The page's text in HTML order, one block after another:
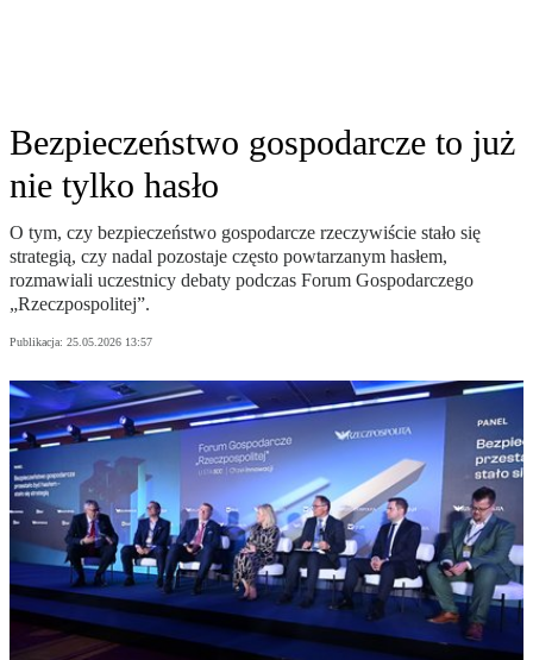
Bezpieczeństwo gospodarcze to już
nie tylko hasło
O tym, czy bezpieczeństwo gospodarcze rzeczywiście stało się
strategią, czy nadal pozostaje często powtarzanym hasłem,
rozmawiali uczestnicy debaty podczas Forum Gospodarczego
„Rzeczpospolitej”.
Publikacja: 25.05.2026 13:57